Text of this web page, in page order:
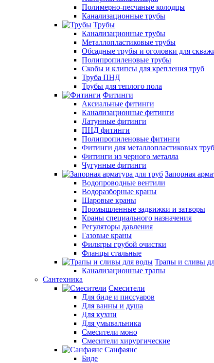
Полимерно-песчаные колодцы
Канализационные трубы
Трубы
Канализационные трубы
Металлопластиковые трубы
Обсадные трубы и оголовки для
Полипропиленовые трубы
Скобы и клипсы для крепления труб
Труба ПНД
Трубы для теплого пола
Фитинги
Аксиальные фитинги
Канализационные фитинги
Латунные фитинги
ПНД фитинги
Полипропиленовые фитинги
Фитинги для металлопластиковых труб
Фитинги из черного металла
Чугунные фитинги
Запорная
Водопроводные вентили
Водоразборные краны
Шаровые краны
Промышленные задвижки и затворы
Краны специального назначения
Регуляторы давления
Газовые краны
Фильтры грубой очистки
Фланцы стальные
Трапы и сливы
Канализационные трапы
Сантехника
Смесители
Для биде и писсуаров
Для ванны и душа
Для кухни
Для умывальника
Смесители моно
Смесители хирургические
Санфаянс
Биде